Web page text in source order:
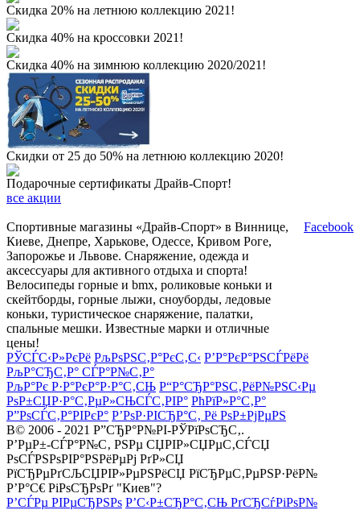
Скидка 20% на летнюю коллекцию 2021!
Скидка 40% на кроссовки 2021!
Скидка 40% на зимнюю коллекцию 2020/2021!
Скидки от 25 до 50% на летнюю коллекцию 2020!
Подарочные сертификаты Драйв-Спорт!
все акции
Спортивные магазины «Драйв-Спорт» в Виннице,
Киеве, Днепре, Харькове, Одессе, Кривом Роге,
Запорожье и Львове. Снаряжение, одежда и
аксессуары для активного отдыха и спорта!
Велосипеды горные и bmx, роликовые коньки и
скейтборды, горные лыжи, сноуборды, ледовые
коньки, туристическое снаряжение, палатки,
спальные мешки. Известные марки и отличные
цены!
Facebook
РЎСЃС‹Р»РєРё РљРѕРЅС‚Р°РєС‚С‹ Р’Р°РєР°РЅСЃРёРё
РљР°СЂС‚Р° СЃР°Р№С‚Р°
РљР°Рє Р·Р°РєР°Р·Р°С‚СЊ Р“Р°СЂР°РЅС‚РёР№РЅС‹Рµ
РѕР±СЏР·Р°С‚РµР»СЊСЃС‚РІР° РћРїР»Р°С‚Р°
Р”РѕСЃС‚Р°РІРєР° Р’РѕР·РІСЂР°С‚ Рё РѕР±РјРµРЅ
В© 2006 - 2021 Р”СЂР°Р№РІ-РЎРїРѕСЂС‚.
Р’РµР±-СЃР°Р№С‚ РЅРµ СЏРІР»СЏРµС‚СЃСЏ
РѕСЃРЅРѕРІР°РЅРёРµРј РґР»СЏ
РїСЂРµРґСЉСЏРІР»РµРЅРёСЏ РїСЂРµС‚РµРЅР·РёР№
Р’Р°С€ РіРѕСЂРѕРґ "Киев"?
Р’СЃРµ РІРµСЂРЅРѕ Р’С‹Р±СЂР°С‚СЊ РґСЂСѓРіРѕР№